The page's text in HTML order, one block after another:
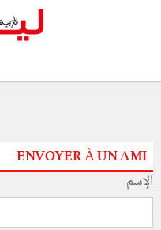
ENVOYER À UN AMI
الإسم